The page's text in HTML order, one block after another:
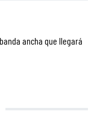
ancha que llegará